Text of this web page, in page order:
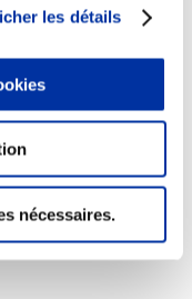
les détails
nécessaires.